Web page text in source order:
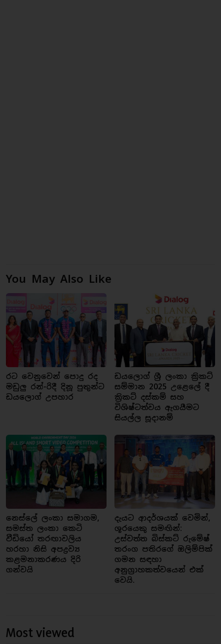
You May Also Like
රට වෙනුවෙන් පොදු රද
මඩුලු රන්-රිදී දිනූ පුතුන්ට
ඩයලොග් උපහාර
ඩයලොග් ශ්‍රී ලංකා ක්‍රිකට්
සම්මාන 2025 උළෙලේ දී
ක්‍රිකට් දස්කම් සහ
විශිෂ්ටත්වය ඇගයීමට
සියල්ල සූදානම්
නෙස්ලේ ලංකා සමාගම,
සමස්ත ලංකා කෙටි
වීඩියෝ තරඟාවලිය
හරහා නිසි අපද්‍රව්‍ය
කළමනාකරණය දිරි
ගන්වයි
දැයට ආදර්ශයක් වෙමින්,
ශූරයෙකු සමඟින්:
උස්වත්ත බිස්කට් රුමේෂ්
තරංග පතිරගේ ඔලිම්පික්
ගමන සඳහා
අනුග්‍රාහකත්වයෙන් එක්
වෙයි.
Most viewed